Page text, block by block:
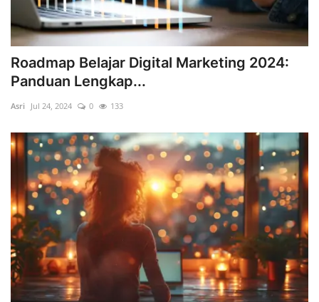
Roadmap Belajar Digital Marketing 2024:
Panduan Lengkap...
Asri Jul 24, 2024 0 133